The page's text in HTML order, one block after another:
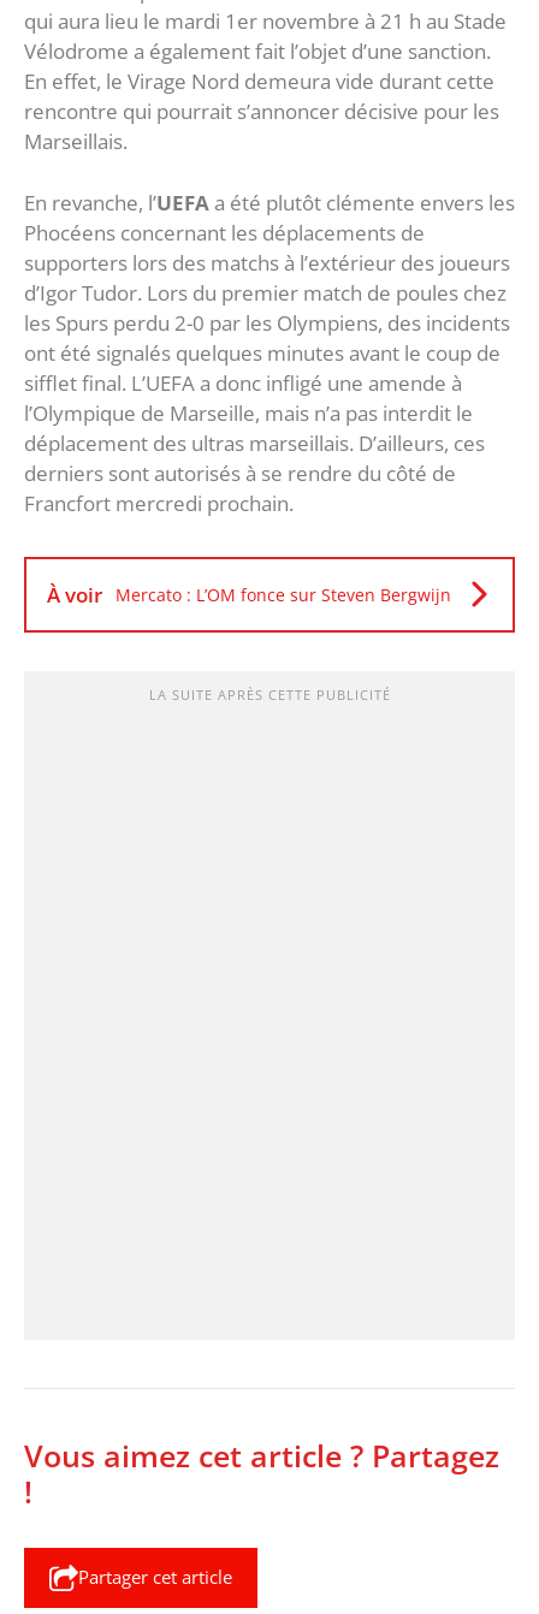
qui aura lieu le mardi 1er novembre à 21 h au Stade
Vélodrome a également fait l’objet d’une sanction.
En effet, le Virage Nord demeura vide durant cette
rencontre qui pourrait s’annoncer décisive pour les
Marseillais.
En revanche, l’UEFAa été plutôt clémente envers les
Phocéens concernant les déplacements de
supporters lors des matchs à l’extérieur des joueurs
d’Igor Tudor. Lors du premier match de poules chez
les Spurs perdu 2-0 par les Olympiens, des incidents
ont été signalés quelques minutes avant le coup de
sifflet final. L’UEFA a donc infligé une amende à
l’Olympique de Marseille, mais n’a pas interdit le
déplacement des ultras marseillais. D’ailleurs, ces
derniers sont autorisés à se rendre du côté de
Francfort mercredi prochain.
À voir Mercato : L’OM fonce sur Steven Bergwijn
LA SUITE APRÈS CETTE PUBLICITÉ
Vous aimez cet article ? Partagez
!
Partager cet article